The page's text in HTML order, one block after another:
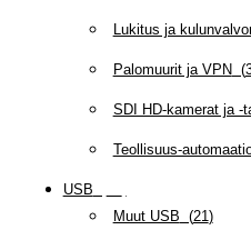
Lukitus ja
Palomuurit ja VPN (
SDI HD-kamerat ja -
Teollisuus-
USB
Muut USB (21)